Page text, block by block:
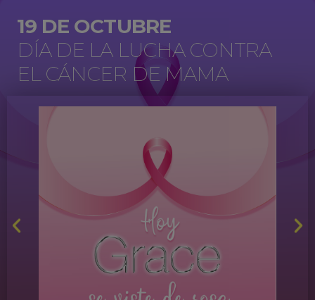
19 DE OCTUBRE
DÍA DE LA LUCHA CONTRA
EL CÁNCER DE MAMA